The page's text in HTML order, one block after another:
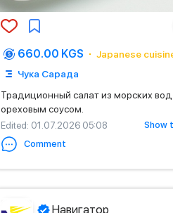
660.00 KGS
Japanese
Чука Сарада
Традиционный салат из морских
ореховым соусом.
Edited: 01.07.2026 05:08
Show
Comment
Навигатор